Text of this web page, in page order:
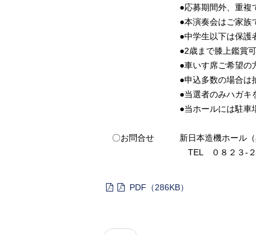
●応募期間外、重複でのお申
●本演奏会はご家族でも楽し
●中学生以下は保護者同
●2歳まで膝上鑑賞可。席が
●車いす席ご希望の方は、備考
●申込多数の場合は抽選と
●当選者のみハガキを２０２
●当ホールには駐車場がござい
〇お問合せ 新日本造機ホール（呉
TEL ０８２３-２５－
PDF（286KB）